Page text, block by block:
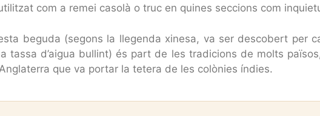
com a remei casolà o truc en quines seccions com
beguda (segons la llegenda xinesa, va ser descobert per
tassa d’aigua bullint) és part de les tradicions de molts
que va portar la tetera de les colònies índies.